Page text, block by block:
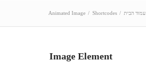
עמוד הבית /
Shortcodes
/
Animated Image
Image Element